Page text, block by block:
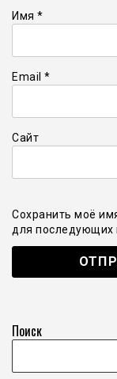
Имя *
Email *
Сайт
Сохранить моё
для последующих
Поиск